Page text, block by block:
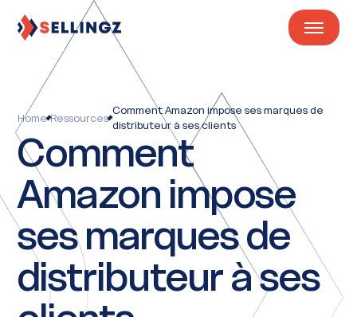
Home Ressources
Comment Amazon impose ses marques de
distributeur à ses clients
Comment
Amazon impose
ses marques de
distributeur à ses